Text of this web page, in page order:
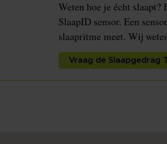
Weten hoe je écht
SlaapID sensor. Een
slaapritme meet. Wij
Vraag de Slaapgedrag